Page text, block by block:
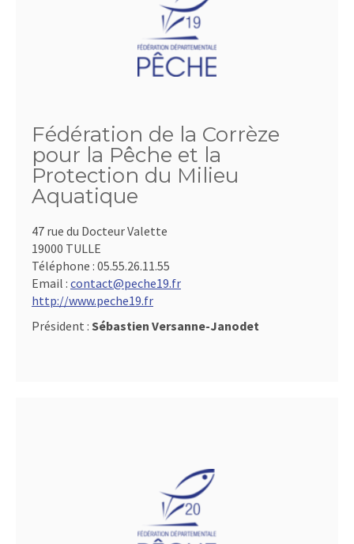
Fédération de la Corrèze
pour la Pêche et la
Protection du Milieu
Aquatique
47 rue du Docteur Valette
19000 TULLE
Téléphone : 05.55.26.11.55
Email : contact@peche19.fr
http://www.peche19.fr
Président : Sébastien Versanne-Janodet